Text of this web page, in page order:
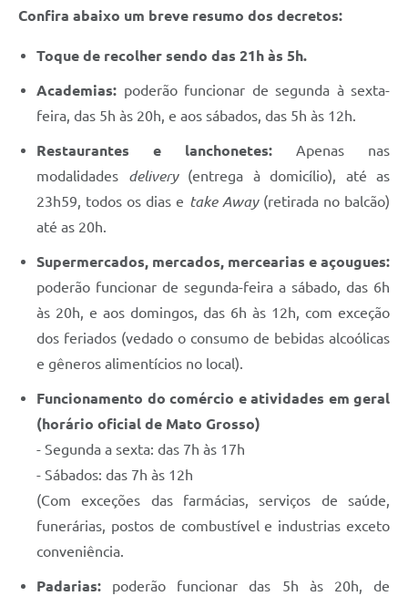
Confira abaixo um breve resumo dos decretos:
Toque de recolher sendo das 21h às 5h.
Academias: poderão funcionar de segunda à sexta-
feira, das 5h às 20h, e aos sábados, das 5h às 12h.
Restaurantes e lanchonetes: Apenas nas
modalidades delivery(entrega à domicílio), até as
23h59, todos os dias e take Away(retirada no balcão)
até as 20h.
Supermercados, mercados, mercearias e açougues:
poderão funcionar de segunda-feira a sábado, das 6h
às 20h, e aos domingos, das 6h às 12h, com exceção
dos feriados (vedado o consumo de bebidas alcoólicas
e gêneros alimentícios no local).
Funcionamento do comércio e atividades em geral
(horário oficial de Mato Grosso)
- Segunda a sexta: das 7h às 17h
- Sábados: das 7h às 12h
(Com exceções das farmácias, serviços de saúde,
funerárias, postos de combustível e industrias exceto
conveniência.
Padarias: poderão funcionar das 5h às 20h, de